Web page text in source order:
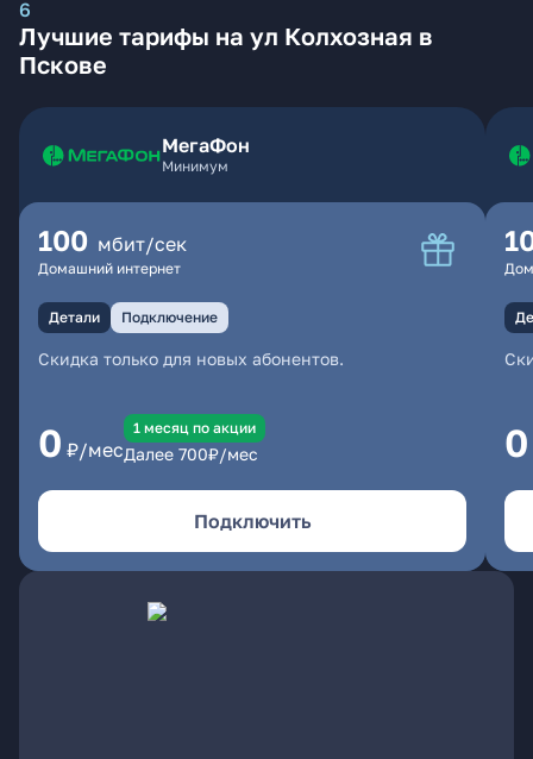
6
Лучшие тарифы на ул Колхозная в
Пскове
МегаФон
Минимум
100 мбит/сек
Домашний интернет
Детали Подключение
Скидка только для новых абонентов.
0 ₽/мес
1 месяц по акции
Далее 700₽/мес
Подключить
0